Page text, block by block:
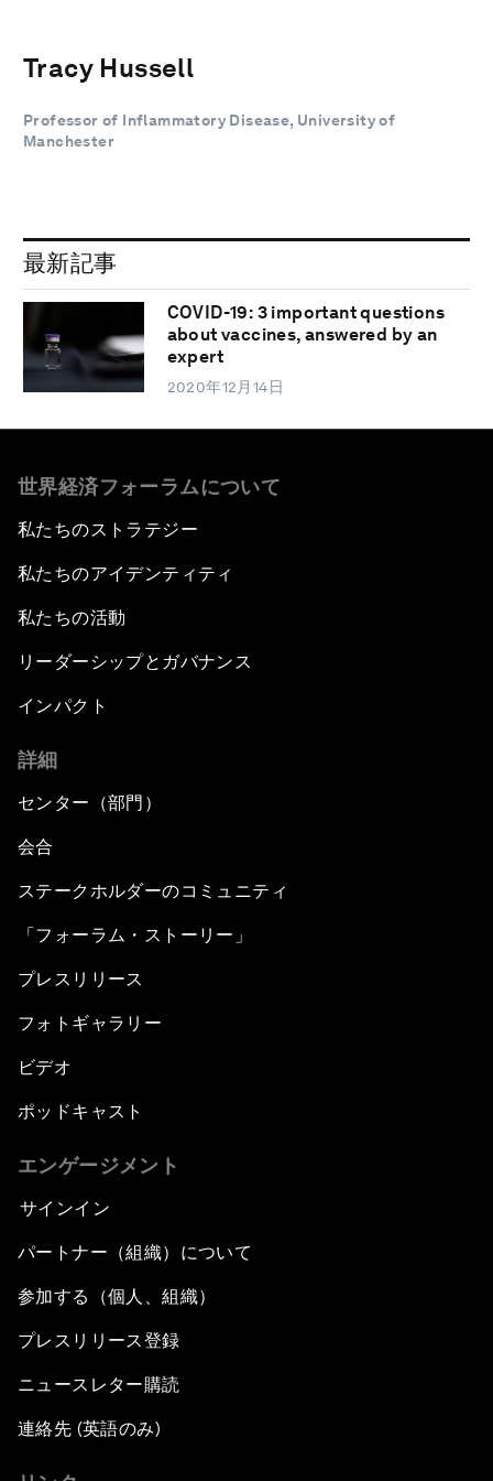
Tracy Hussell
Professor of Inflammatory Disease, University of
Manchester
最新記事
COVID-19: 3 important questions
about vaccines, answered by an
expert
2020年12月14日
世界経済フォーラムについて
私たちのストラテジー
私たちのアイデンティティ
私たちの活動
リーダーシップとガバナンス
インパクト
詳細
センター（部門）
会合
ステークホルダーのコミュニティ
「フォーラム・ストーリー」
プレスリリース
フォトギャラリー
ビデオ
ポッドキャスト
エンゲージメント
サインイン
パートナー（組織）について
参加する（個人、組織）
プレスリリース登録
ニュースレター購読
連絡先 (英語のみ)